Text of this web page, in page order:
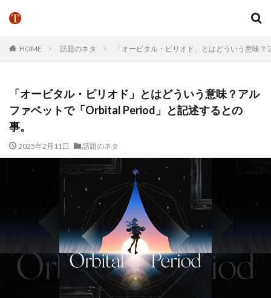
HOME 話題のネタ 「オービタル・ピリオド」とはどういう意味
「オービタル・ピリオド」とはどういう意味？アル
ファベットで「Orbital Period」と記述するとの
事。
2025年2月11日 話題のネタ